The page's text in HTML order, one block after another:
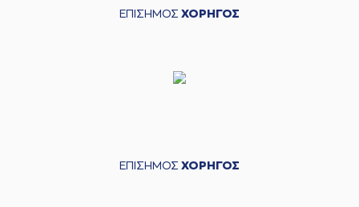
ΕΠΙΣΗΜΟΣ ΧΟΡΗΓΟΣ
ΕΠΙΣΗΜΟΣ ΧΟΡΗΓΟΣ